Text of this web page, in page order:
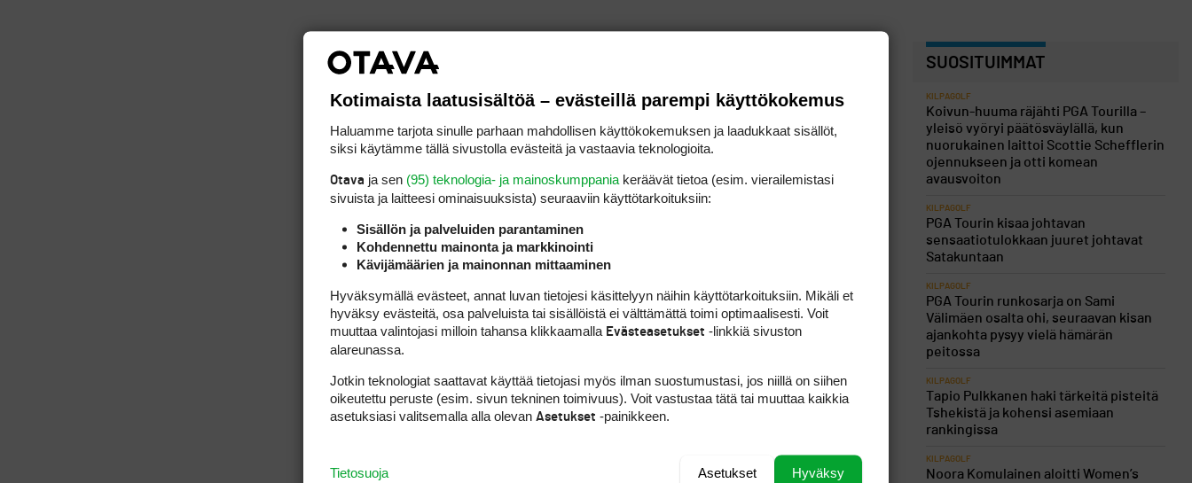
SUOSITUIMMAT
KILPAGOLF
Koivun-huuma räjähti PGA Tourilla –
yleisö vyöryi päätösväylällä, kun
nuorukainen laittoi Scottie Schefflerin
ojennukseen ja otti komean
avausvoiton
KILPAGOLF
PGA Tourin kisaa johtavan
sensaatiotulokkaan juuret johtavat
Satakuntaan
KILPAGOLF
PGA Tourin runkosarja on Sami
Välimäen osalta ohi, seuraavan kisan
ajankohta pysyy vielä hämärän
peitossa
KILPAGOLF
Tapio Pulkkanen haki tärkeitä pisteitä
Tshekistä ja kohensi asemiaan
rankingissa
KILPAGOLF
Noora Komulainen aloitti Women’s
Kotimaista laatusisältöä – evästeillä parempi käyttökokemus
Haluamme tarjota sinulle parhaan mahdollisen käyttökokemuksen ja laadukkaat sisällöt,
siksi käytämme tällä sivustolla evästeitä ja vastaavia teknologioita.
Otava ja sen (95) teknologia- ja mainoskumppania keräävät tietoa (esim. vierailemis­tasi
sivuista ja laitteesi ominaisuuk­sista) seuraaviin käyttötarkoituksiin:
Sisällön ja palveluiden parantaminen
Kohdennettu mainonta ja markkinointi
Kävijämäärien ja mainonnan mittaaminen
Hyväksymällä evästeet, annat luvan tietojesi käsittelyyn näihin käyttötarkoituksiin. Mikäli et
hyväksy evästeitä, osa palveluista tai sisällöistä ei välttämättä toimi optimaalisesti. Voit
muuttaa valintojasi milloin tahansa klikkaamalla Evästeasetukset -linkkiä sivuston
alareunassa.
Jotkin teknologiat saattavat käyttää tietojasi myös ilman suostumustasi, jos niillä on siihen
oikeutettu peruste (esim. sivun tekninen toimivuus). Voit vastustaa tätä tai muuttaa kaikkia
asetuksiasi valitsemalla alla olevan Asetukset -painikkeen.
Hyväksy
Asetukset
Tietosuoja